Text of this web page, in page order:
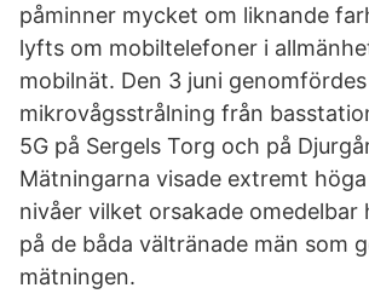
påminner mycket om liknande
lyfts om mobiltelefoner i
mobilnät. Den 3 juni
mikrovågsstrålning från
5G på Sergels Torg och på
Mätningarna visade extremt
nivåer vilket orsakade omedelbar
på de båda vältränade män som
mätningen.